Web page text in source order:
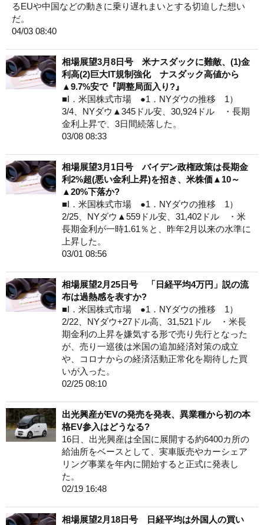
るEUや中国などの動きに乗り遅れまいとする切迫した想い
だ。
04/03 08:40
相場展望3月8日号 米ナスダックに難敵、(1)金
利高(2)巨大IT規制強化 ナスダック高値から
▲9.7%安で『調整局面入り?』
■I．米国株式市場 ●1．NYダウの推移 1）
3/4、NYダウ▲345ドル安、30,924ドル ・長期
金利上昇で、3日間続落した。
03/08 08:33
相場展望3月1日号 バイデン政権政策は長期金
利2%超(悪い金利上昇)を招き、米株価▲10～
▲20%下落か?
■I．米国株式市場 ●1．NYダウの推移 1）
2/25、NYダウ▲559ドル安、31,402ドル ・米
長期金利が一時1.61％と、昨年2月以来の水準に
上昇した。
03/01 08:56
相場展望2月25日号 「日経平均4万円」説の流
布は過熱感を表すか?
■I．米国株式市場 ●1．NYダウの推移 1）
2/22、NYダウ+27ドル高、31,521ドル ・米長
期金利の上昇を嫌気する形で売り先行となった
が、売り一巡後は米国の追加経済対策の成立
や、コロナからの経済活動正常化を期待した買
いが入った。
02/25 08:10
出光興産がEVの発売を発表、異業種から初の本
格EV参入はどうなる?
16日、出光興産は全国に展開する約6400カ所の
給油所をベースとして、実車販売やカーシェア
リング事業を年内に開始すると正式に発表し
た。
02/19 16:48
相場展望2月18日号 日経平均は外国人の買い